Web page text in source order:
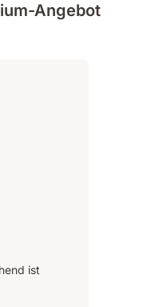
Angebot
ist